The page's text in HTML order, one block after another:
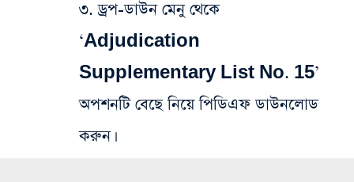
৩. ড্রপ-ডাউন মেনু থেকে
‘Adjudication
Supplementary List No. 15’
অপশনটি বেছে নিয়ে পিডিএফ ডাউনলোড
করুন।